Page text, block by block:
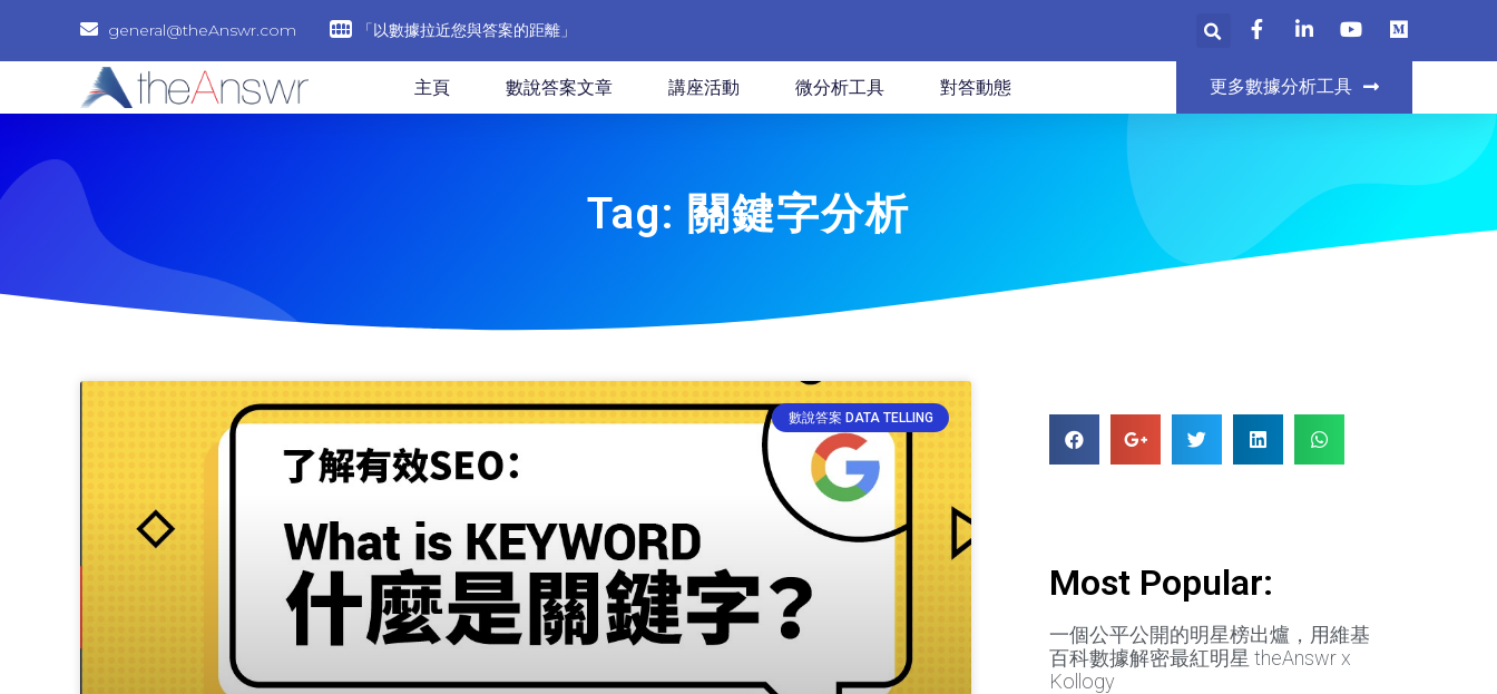
general@theAnswr.com 「以數據拉近您與答案的距離」
主頁 數說答案文章 講座活動 微分析工具 對答動態 更多數據分析工具
Tag: 關鍵字分析
數說答案 DATA TELLING
Most Popular:
一個公平公開的明星榜出爐，用維基
百科數據解密最紅明星 theAnswr x
Kollogy